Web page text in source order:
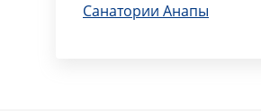
Санатории Анапы